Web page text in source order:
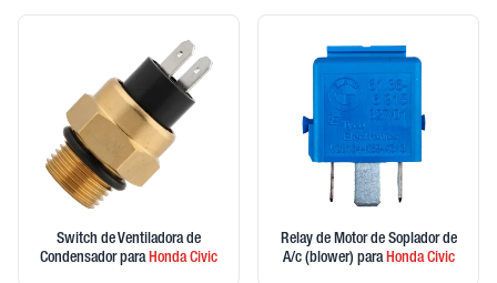
Switch de Ventiladora de
Condensador paraHondaCivic
Relay de Motor de Soplador de
A/c (blower) paraHondaCivic